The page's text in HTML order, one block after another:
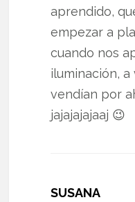
aprendido,
empezar a
cuando nos
iluminación,
vendían por
jajajajajaaj 😉
SUSANA